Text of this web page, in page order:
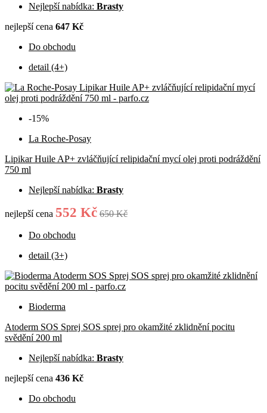
Nejlepší nabídka: Brasty
nejlepší cena 647 Kč
Do obchodu
detail (4+)
-15%
La Roche-Posay
Lipikar Huile AP+ zvláčňující relipidační mycí olej proti podráždění
750 ml
Nejlepší nabídka: Brasty
nejlepší cena 552 Kč 650 Kč
Do obchodu
detail (3+)
Bioderma
Atoderm SOS Sprej SOS sprej pro okamžité zklidnění pocitu
svědění 200 ml
Nejlepší nabídka: Brasty
nejlepší cena 436 Kč
Do obchodu